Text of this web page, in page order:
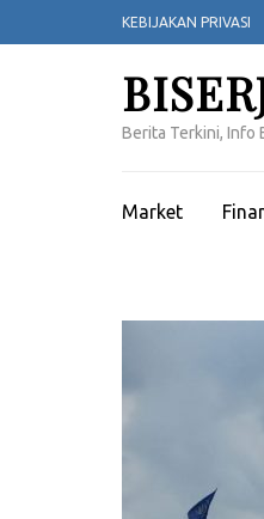
ke
KEBIJAKAN PRIVASI
Berita Terkini, Info
Market